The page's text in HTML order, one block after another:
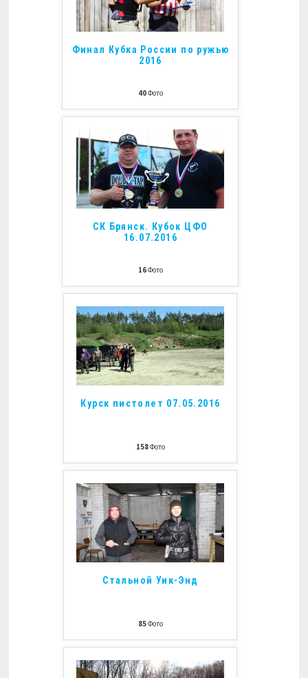
Финал Кубка России по ружью
2016
40Фото
СК Брянск. Кубок ЦФО
16.07.2016
16Фото
Курск пистолет 07.05.2016
158Фото
Стальной Уик-Энд
85Фото